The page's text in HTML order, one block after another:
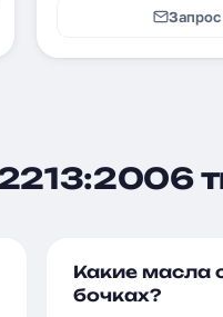
Какие масла
бочках?